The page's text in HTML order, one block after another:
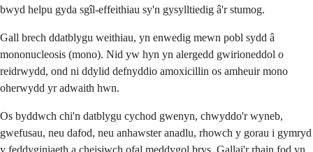
bwyd helpu gyda sgîl-effeithiau sy'n gysylltiedig â'r stumog.
Gall brech ddatblygu weithiau, yn enwedig mewn pobl sydd â
mononucleosis (mono). Nid yw hyn yn alergedd gwirioneddol o
reidrwydd, ond ni ddylid defnyddio amoxicillin os amheuir mono
oherwydd yr adwaith hwn.
Os byddwch chi'n datblygu cychod gwenyn, chwyddo'r wyneb,
gwefusau, neu dafod, neu anhawster anadlu, rhowch y gorau i gymryd